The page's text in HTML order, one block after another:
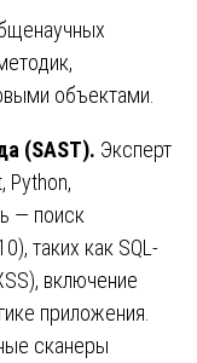
объектами.
(SAST). Эксперт
Python,
— поиск
таких как SQL-
включение
приложения.
сканеры